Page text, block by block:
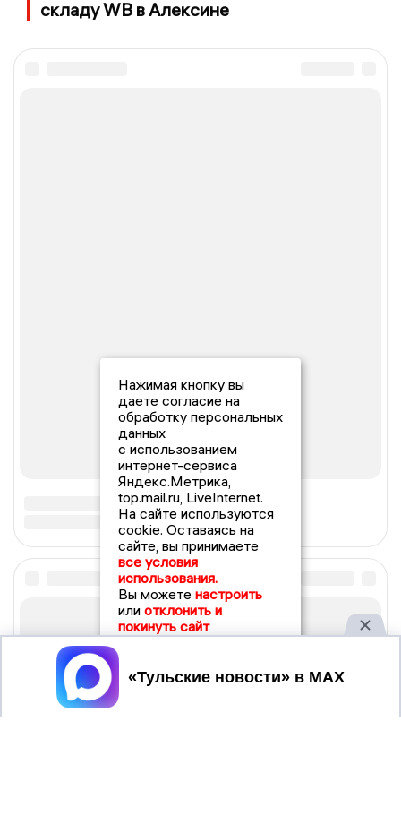
складу WB в Алексине
Нажимая кнопку вы
даете согласие на
обработку персональных
данных
с использованием
интернет-сервиса
Яндекс.Метрика,
top.mail.ru, LiveInternet.
На сайте используются
cookie. Оставаясь на
сайте, вы принимаете
все условия
использования.
Вы можете настроить
или отклонить и
покинуть сайт
Принять